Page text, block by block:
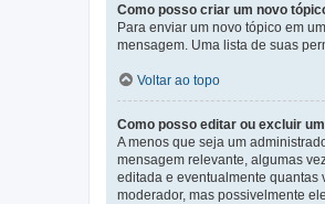
Como posso criar um novo
Para enviar um novo tópico em
mensagem. Uma lista de suas
Voltar ao topo
Como posso editar ou excluir
A menos que seja um
mensagem relevante, algumas
editada e eventualmente quantas
moderador, mas possivelmente